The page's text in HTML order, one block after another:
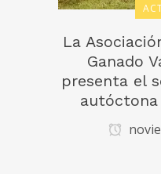
La
Ganado
presenta el
autóctona